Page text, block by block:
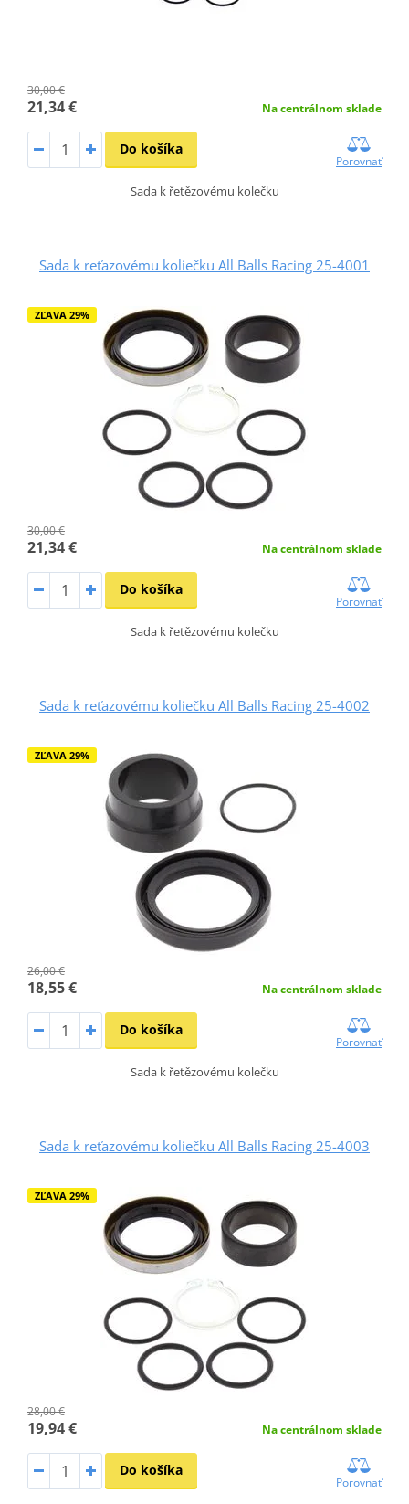
30,00 €
21,34 € Na centrálnom sklade
Do košíka
Porovnať
Sada k řetězovému kolečku
Sada k reťazovému koliečku All Balls Racing 25-4001
ZĽAVA 29%
30,00 €
21,34 € Na centrálnom sklade
Do košíka
Porovnať
Sada k řetězovému kolečku
Sada k reťazovému koliečku All Balls Racing 25-4002
ZĽAVA 29%
26,00 €
18,55 € Na centrálnom sklade
Do košíka
Porovnať
Sada k řetězovému kolečku
Sada k reťazovému koliečku All Balls Racing 25-4003
ZĽAVA 29%
28,00 €
19,94 € Na centrálnom sklade
Do košíka
Porovnať